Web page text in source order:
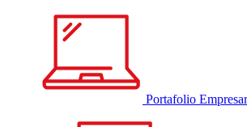
Portafolio